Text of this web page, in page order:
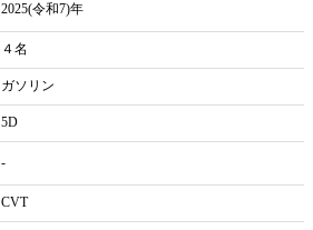
2025(令和7)年
４名
ガソリン
5D
-
CVT